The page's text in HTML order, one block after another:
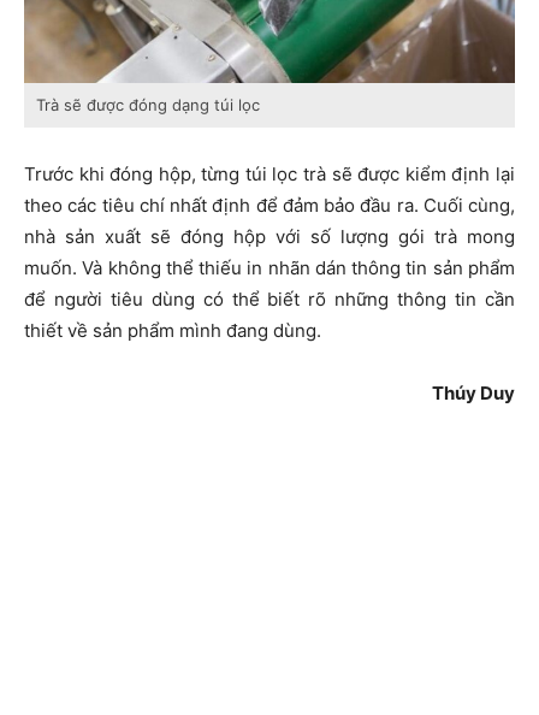
Trà sẽ được đóng dạng túi lọc
Trước khi đóng hộp, từng túi lọc trà sẽ được kiểm định lại
theo các tiêu chí nhất định để đảm bảo đầu ra. Cuối cùng,
nhà sản xuất sẽ đóng hộp với số lượng gói trà mong
muốn. Và không thể thiếu in nhãn dán thông tin sản phẩm
để người tiêu dùng có thể biết rõ những thông tin cần
thiết về sản phẩm mình đang dùng.
Thúy Duy